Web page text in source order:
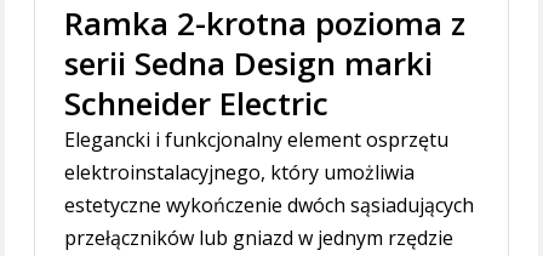
Ramka 2-krotna pozioma z
serii Sedna Design marki
Schneider Electric
Elegancki i funkcjonalny element osprzętu
elektroinstalacyjnego, który umożliwia
estetyczne wykończenie dwóch sąsiadujących
przełączników lub gniazd w jednym rzędzie